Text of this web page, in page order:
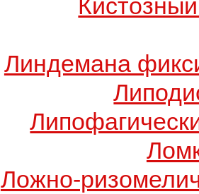
Линдемана
Ложно-